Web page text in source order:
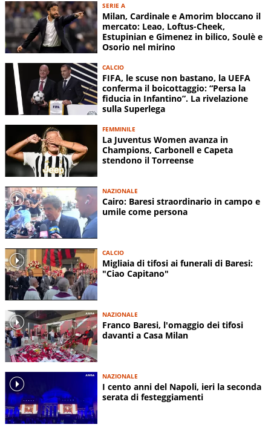
SERIE A
Milan, Cardinale e Amorim bloccano il
mercato: Leao, Loftus-Cheek,
Estupinian e Gimenez in bilico, Soulè e
Osorio nel mirino
CALCIO
FIFA, le scuse non bastano, la UEFA
conferma il boicottaggio: “Persa la
fiducia in Infantino”. La rivelazione
sulla Superlega
FEMMINILE
La Juventus Women avanza in
Champions, Carbonell e Capeta
stendono il Torreense
NAZIONALE
Cairo: Baresi straordinario in campo e
umile come persona
CALCIO
Migliaia di tifosi ai funerali di Baresi:
"Ciao Capitano"
NAZIONALE
Franco Baresi, l'omaggio dei tifosi
davanti a Casa Milan
NAZIONALE
I cento anni del Napoli, ieri la seconda
serata di festeggiamenti